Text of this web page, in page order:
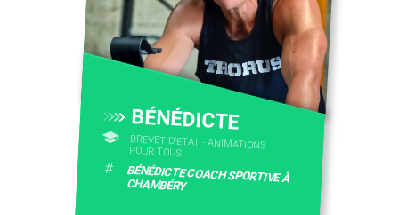
BÉNÉDICTE
BREVET D'ETAT - ANIMATIONS
POUR TOUS
# BÉNÉDICTE COACH SPORTIVE À
CHAMBÉRY